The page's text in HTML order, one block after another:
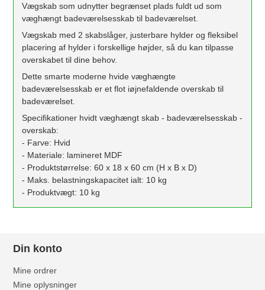
Vægskab som udnytter begrænset plads fuldt ud som
væghængt badeværelsesskab til badeværelset.
Vægskab med 2 skabslåger, justerbare hylder og fleksibel
placering af hylder i forskellige højder, så du kan tilpasse
overskabet til dine behov.
Dette smarte moderne hvide væghængte
badeværelsesskab er et flot iøjnefaldende overskab til
badeværelset.
Specifikationer hvidt væghængt skab - badeværelsesskab -
overskab:
- Farve: Hvid
- Materiale: lamineret MDF
- Produktstørrelse: 60 x 18 x 60 cm (H x B x D)
- Maks. belastningskapacitet ialt: 10 kg
- Produktvægt: 10 kg
Din konto
Mine ordrer
Mine oplysninger